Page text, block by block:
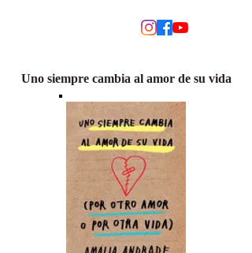
Uno siempre cambia al amor de su vida